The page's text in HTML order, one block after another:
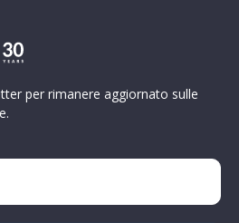
per rimanere aggiornato sulle